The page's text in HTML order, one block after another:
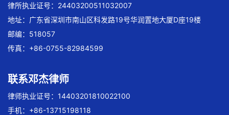
律所执业证号：24403200511032007
地址：广东省深圳市南山区科发路19号华润置地大厦D座19楼
邮编：518057
传真：+86-0755-82984599
联系邓杰律师
律师执业证号：14403201810022100
手机：+86-13715198118